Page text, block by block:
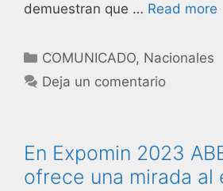
demuestran que … Read more
COMUNICADO, Nacionales
Deja un comentario
En Expomin 2023
ofrece una mirada al